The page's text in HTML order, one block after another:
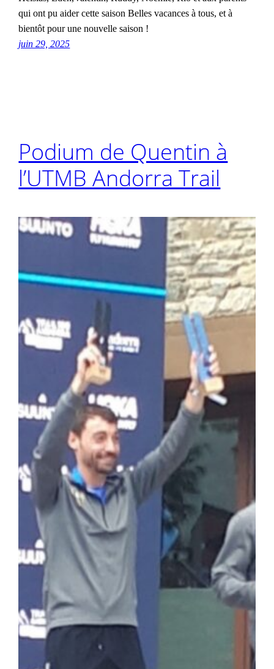
qui ont pu aider cette saison Belles vacances à tous, et à
bientôt pour une nouvelle saison !
juin 29, 2025
Podium de Quentin à
l’UTMB Andorra Trail